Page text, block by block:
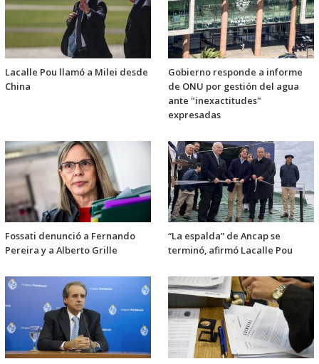
Lacalle Pou llamó a Milei desde
China
Gobierno responde a informe
de ONU por gestión del agua
ante "inexactitudes"
expresadas
Fossati denunció a Fernando
Pereira y a Alberto Grille
“La espalda” de Ancap se
terminó, afirmó Lacalle Pou